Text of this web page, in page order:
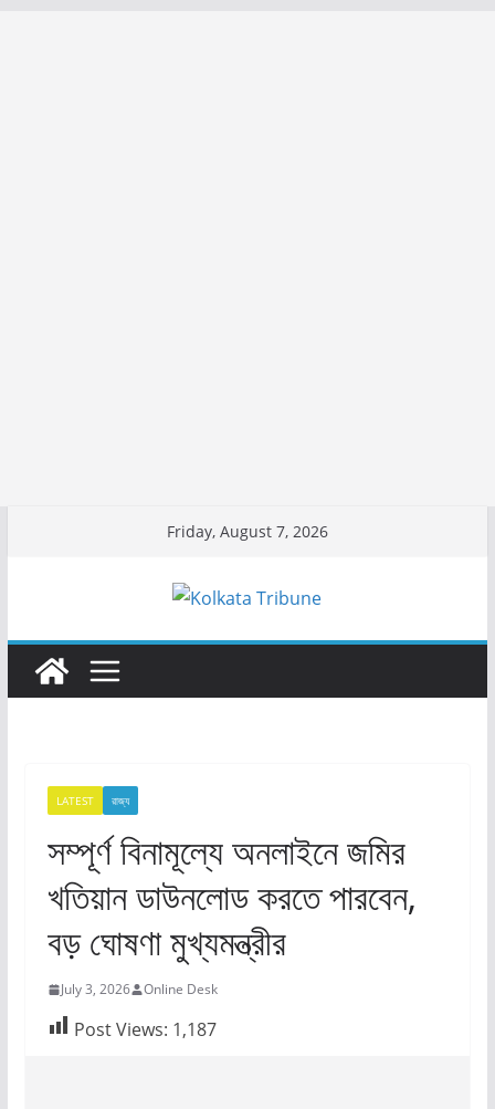
Friday, August 7, 2026
LATEST রাজ্য​
সম্পূর্ণ বিনামূল্যে অনলাইনে জমির
খতিয়ান ডাউনলোড করতে পারবেন,
বড় ঘোষণা মুখ্যমন্ত্রীর
July 3, 2026 Online Desk
Post Views: 1,187